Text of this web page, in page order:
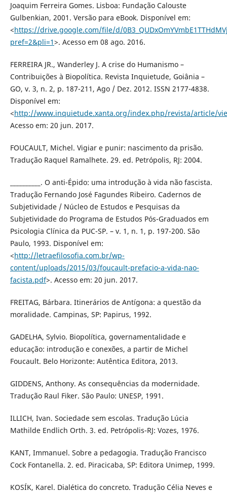
Joaquim Ferreira Gomes. Lisboa: Fundação Calouste
Gulbenkian, 2001. Versão para eBook. Disponível em:
<https://drive.google.com/file/d/
pref=2&pli=1>. Acesso em 08 ago. 2016.
FERREIRA JR., Wanderley J. A crise do Humanismo –
Contribuições à Biopolítica. Revista Inquietude, Goiânia –
GO, v. 3, n. 2, p. 187-211, Ago / Dez. 2012. ISSN 2177-4838.
Disponível em:
<http://www.inquietude.xanta.org/index.php/revista/article/
Acesso em: 20 jun. 2017.
FOUCAULT, Michel. Vigiar e punir: nascimento da prisão.
Tradução Raquel Ramalhete. 29. ed. Petrópolis, RJ: 2004.
__________. O anti-Épido: uma introdução à vida não fascista.
Tradução Fernando José Fagundes Ribeiro. Cadernos de
Subjetividade / Núcleo de Estudos e Pesquisas da
Subjetividade do Programa de Estudos Pós-Graduados em
Psicologia Clínica da PUC-SP. – v. 1, n. 1, p. 197-200. São
Paulo, 1993. Disponível em:
<http://letraefilosofia.com.br/wp-
content/uploads/2015/03/foucault-prefacio-a-vida-nao-
facista.pdf>. Acesso em: 20 jun. 2017.
FREITAG, Bárbara. Itinerários de Antígona: a questão da
moralidade. Campinas, SP: Papirus, 1992.
GADELHA, Sylvio. Biopolítica, governamentalidade e
educação: introdução e conexões, a partir de Michel
Foucault. Belo Horizonte: Autêntica Editora, 2013.
GIDDENS, Anthony. As consequências da modernidade.
Tradução Raul Fiker. São Paulo: UNESP, 1991.
ILLICH, Ivan. Sociedade sem escolas. Tradução Lúcia
Mathilde Endlich Orth. 3. ed. Petrópolis-RJ: Vozes, 1976.
KANT, Immanuel. Sobre a pedagogia. Tradução Francisco
Cock Fontanella. 2. ed. Piracicaba, SP: Editora Unimep, 1999.
KOSÍK, Karel. Dialética do concreto. Tradução Célia Neves e